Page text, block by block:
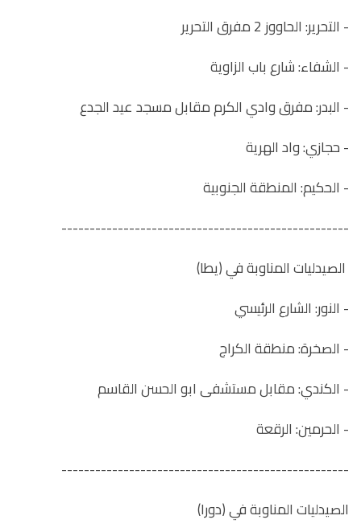
- التحرير: الحاووز 2 مفرق التحرير
- الشفاء: شارع باب الزاوية
- البدر: مفرق وادي الكرم مقابل مسجد عيد الجدع
- حجازي: واد الهرية
- الحكيم: المنطقة الجنوبية
---------------------------------------------------
الصيدليات المناوبة في (يطا)
- النور: الشارع الرئيسي
- الصخرة: منطقة الكراج
- الكندي: مقابل مستشفى ابو الحسن القاسم
- الحرمين: الرقعة
---------------------------------------------------
الصيدليات المناوبة في (دورا)